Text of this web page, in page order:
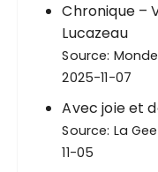
Chronique –
Lucazeau
Source:
2025-11-07
Avec joie et
Source: La
11-05